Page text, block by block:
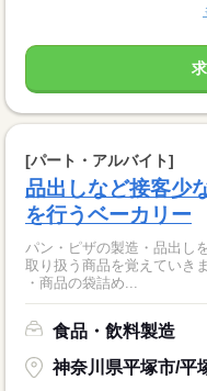
[パート・アルバイト]
品出しなど接客少
を行うベーカリー
パン・ピザの製造・品出し
取り扱う商品を覚えていきます。 ＜仕事内容＞ ・パン・
・商品の袋詰め...
食品・飲料製造
神奈川県平塚市/平